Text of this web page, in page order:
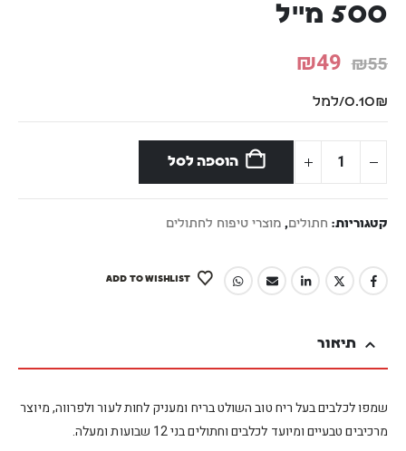
500 מ"ל
₪55
₪49
0.10₪/למל
הוספה לסל
קטגוריות: חתולים, מוצרי טיפוח לחתולים
ADD TO WISHLIST
תיאור
שמפו לכלביםבעל ריח טוב השולט בריח ומעניק לחות לעור ולפרווה,מיוצר
מרכיבים טבעיים ומיועד לכלבים וחתולים בני 12 שבועות ומעלה.